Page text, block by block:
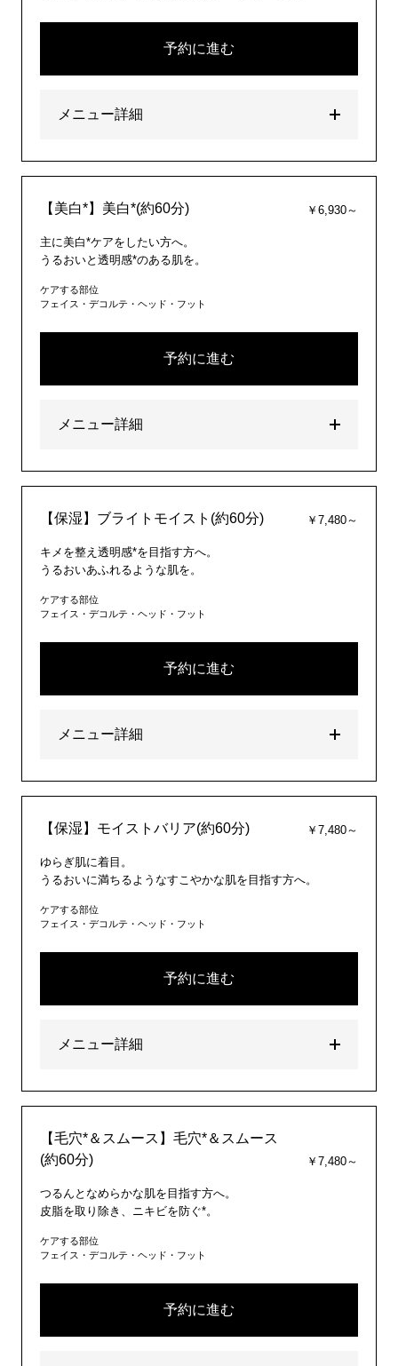
予約に進む
メニュー詳細
【美白*】美白*(約60分) ￥6,930～
主に美白*ケアをしたい方へ。
うるおいと透明感*のある肌を。
ケアする部位
フェイス・デコルテ・ヘッド・フット
予約に進む
メニュー詳細
【保湿】ブライトモイスト(約60分) ￥7,480～
キメを整え透明感*を目指す方へ。
うるおいあふれるような肌を。
ケアする部位
フェイス・デコルテ・ヘッド・フット
予約に進む
メニュー詳細
【保湿】モイストバリア(約60分) ￥7,480～
ゆらぎ肌に着目。
うるおいに満ちるようなすこやかな肌を目指す方へ。
ケアする部位
フェイス・デコルテ・ヘッド・フット
予約に進む
メニュー詳細
【毛穴*＆スムース】毛穴*＆スムース
(約60分)
￥7,480～
つるんとなめらかな肌を目指す方へ。
皮脂を取り除き、ニキビを防ぐ*。
ケアする部位
フェイス・デコルテ・ヘッド・フット
予約に進む